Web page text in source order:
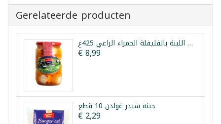
Gerelateerde producten
كرات اللبنة بالفليفلة الحمراء الراعي 425غ
€ 8,99
جبنة شيدر غولدن 10 قطع
€ 2,29